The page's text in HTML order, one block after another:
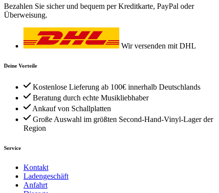
Bezahlen Sie sicher und bequem per Kreditkarte, PayPal oder
Überweisung.
Wir versenden mit DHL
Deine Vorteile
Kostenlose Lieferung ab 100€ innerhalb Deutschlands
Beratung durch echte Musikliebhaber
Ankauf von Schallplatten
Große Auswahl im größten Second-Hand-Vinyl-Lager der
Region
Service
Kontakt
Ladengeschäft
Anfahrt